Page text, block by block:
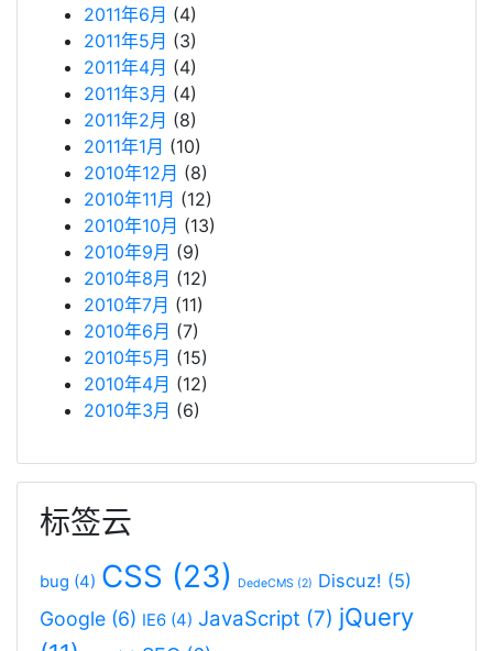
2011年6月 (4)
2011年5月 (3)
2011年4月 (4)
2011年3月 (4)
2011年2月 (8)
2011年1月 (10)
2010年12月 (8)
2010年11月 (12)
2010年10月 (13)
2010年9月 (9)
2010年8月 (12)
2010年7月 (11)
2010年6月 (7)
2010年5月 (15)
2010年4月 (12)
2010年3月 (6)
标签云
bug (4) CSS (23) DedeCMS (2) Discuz! (5)
Google (6) IE6 (4) JavaScript (7) jQuery